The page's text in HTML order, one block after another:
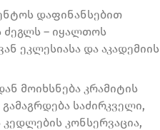
დაფინანსებით
ძეგლს – იყალთოს
ეკლესიასა და აკადემიის
მოიხსნება კრამიტის
საძირკველი,
კედლების კონსერვაცია,